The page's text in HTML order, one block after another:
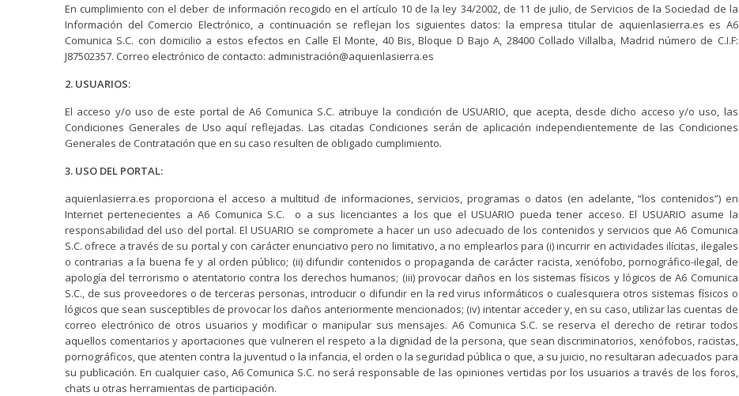
En cumplimiento con el deber de información recogido en el artículo 10 de la ley 34/2002, de 11 de julio, de Servicios de la Sociedad de la
Información del Comercio Electrónico, a continuación se reflejan los siguientes datos: la empresa titular de aquienlasierra.es es A6
Comunica S.C. con domicilio a estos efectos en Calle El Monte, 40 Bis, Bloque D Bajo A, 28400 Collado Villalba, Madrid número de C.I.F:
J87502357. Correo electrónico de contacto: administración@aquienlasierra.es
2. USUARIOS:
El acceso y/o uso de este portal de A6 Comunica S.C. atribuye la condición de USUARIO, que acepta, desde dicho acceso y/o uso, las
Condiciones Generales de Uso aquí reflejadas. Las citadas Condiciones serán de aplicación independientemente de las Condiciones
Generales de Contratación que en su caso resulten de obligado cumplimiento.
3. USO DEL PORTAL:
aquienlasierra.es proporciona el acceso a multitud de informaciones, servicios, programas o datos (en adelante, “los contenidos”) en
Internet pertenecientes a A6 Comunica S.C. o a sus licenciantes a los que el USUARIO pueda tener acceso. El USUARIO asume la
responsabilidad del uso del portal. El USUARIO se compromete a hacer un uso adecuado de los contenidos y servicios que A6 Comunica
S.C. ofrece a través de su portal y con carácter enunciativo pero no limitativo, a no emplearlos para (i) incurrir en actividades ilícitas, ilegales
o contrarias a la buena fe y al orden público; (ii) difundir contenidos o propaganda de carácter racista, xenófobo, pornográfico-ilegal, de
apología del terrorismo o atentatorio contra los derechos humanos; (iii) provocar daños en los sistemas físicos y lógicos de A6 Comunica
S.C., de sus proveedores o de terceras personas, introducir o difundir en la red virus informáticos o cualesquiera otros sistemas físicos o
lógicos que sean susceptibles de provocar los daños anteriormente mencionados; (iv) intentar acceder y, en su caso, utilizar las cuentas de
correo electrónico de otros usuarios y modificar o manipular sus mensajes. A6 Comunica S.C. se reserva el derecho de retirar todos
aquellos comentarios y aportaciones que vulneren el respeto a la dignidad de la persona, que sean discriminatorios, xenófobos, racistas,
pornográficos, que atenten contra la juventud o la infancia, el orden o la seguridad pública o que, a su juicio, no resultaran adecuados para
su publicación. En cualquier caso, A6 Comunica S.C. no será responsable de las opiniones vertidas por los usuarios a través de los foros,
chats u otras herramientas de participación.